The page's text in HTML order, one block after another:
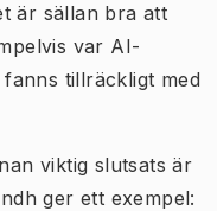
är sällan bra att
var AI-
tillräckligt med
viktig slutsats är
ger ett exempel: